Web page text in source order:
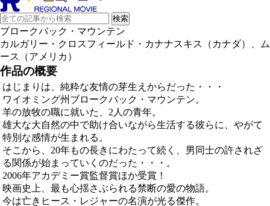
ブロークバック・マウンテン
カルガリー・クロスフィールド・カナナスキス（カナダ）、ム
ース（アメリカ）
作品の概要
はじまりは、純粋な友情の芽生えからだった・・・
ワイオミング州ブロークバック・マウンテン。
羊の放牧の職に就いた、2人の青年。
雄大な大自然の中で助け合いながら生活する彼らに、やがて
特別な感情が生まれる。
そこから、20年もの長きにわたって続く、男同士の許されざ
る関係が始まっていくのだった・・・。
2006年アカデミー賞監督賞ほか受賞！
映画史上、最も心揺さぶられる禁断の愛の物語。
今は亡きヒース・レジャーの名演が光る傑作。